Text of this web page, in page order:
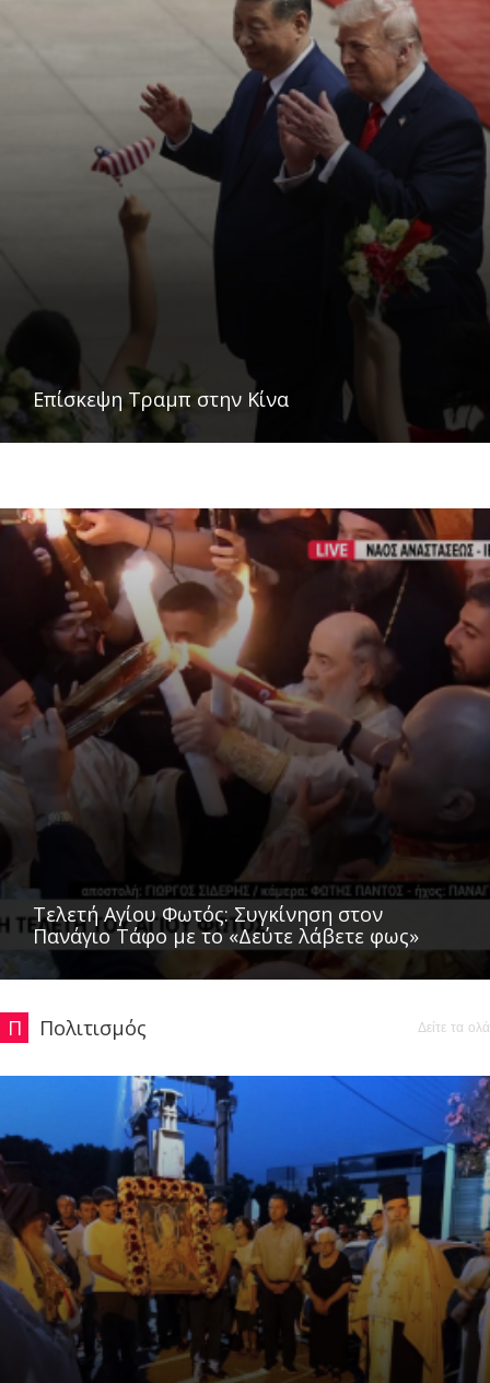
Επίσκεψη Τραμπ στην Κίνα
Τελετή Αγίου Φωτός: Συγκίνηση στον
Πανάγιο Τάφο με το «Δεύτε λάβετε φως»
Π Πολιτισμός Δείτε τα ολά